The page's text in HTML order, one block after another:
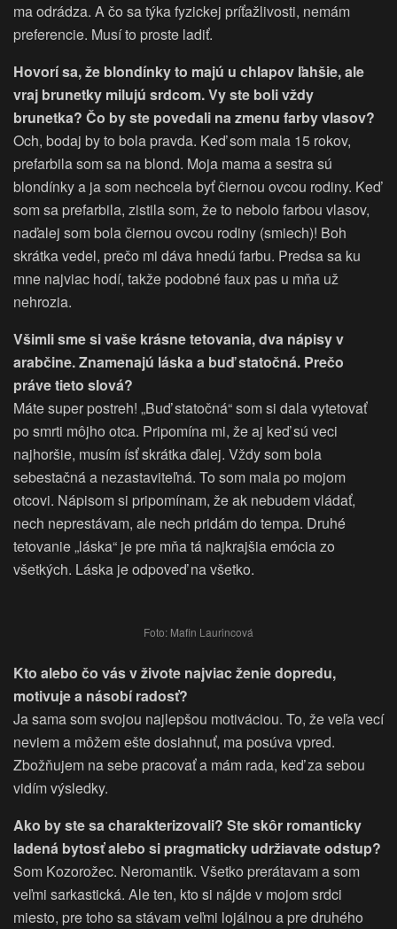
ma odrádza. A čo sa týka fyzickej príťažlivosti, nemám
preferencie. Musí to proste ladiť.
Hovorí sa, že blondínky to majú u chlapov ľahšie, ale
vraj brunetky milujú srdcom. Vy ste boli vždy
brunetka? Čo by ste povedali na zmenu farby vlasov?
Och, bodaj by to bola pravda. Keď som mala 15 rokov,
prefarbila som sa na blond. Moja mama a sestra sú
blondínky a ja som nechcela byť čiernou ovcou rodiny. Keď
som sa prefarbila, zistila som, že to nebolo farbou vlasov,
naďalej som bola čiernou ovcou rodiny (smiech)! Boh
skrátka vedel, prečo mi dáva hnedú farbu. Predsa sa ku
mne najviac hodí, takže podobné faux pas u mňa už
nehrozia.
Všimli sme si vaše krásne tetovania, dva nápisy v
arabčine. Znamenajú láska a buď statočná. Prečo
práve tieto slová?
Máte super postreh! „Buď statočná“ som si dala vytetovať
po smrti môjho otca. Pripomína mi, že aj keď sú veci
najhoršie, musím ísť skrátka ďalej. Vždy som bola
sebestačná a nezastaviteľná. To som mala po mojom
otcovi. Nápisom si pripomínam, že ak nebudem vládať,
nech neprestávam, ale nech pridám do tempa. Druhé
tetovanie „láska“ je pre mňa tá najkrajšia emócia zo
všetkých. Láska je odpoveď na všetko.
Foto: Mafin Laurincová
Kto alebo čo vás v živote najviac ženie dopredu,
motivuje a násobí radosť?
Ja sama som svojou najlepšou motiváciou. To, že veľa vecí
neviem a môžem ešte dosiahnuť, ma posúva vpred.
Zbožňujem na sebe pracovať a mám rada, keď za sebou
vidím výsledky.
Ako by ste sa charakterizovali? Ste skôr romanticky
ladená bytosť alebo si pragmaticky udržiavate odstup?
Som Kozorožec. Neromantik. Všetko prerátavam a som
veľmi sarkastická. Ale ten, kto si nájde v mojom srdci
miesto, pre toho sa stávam veľmi lojálnou a pre druhého